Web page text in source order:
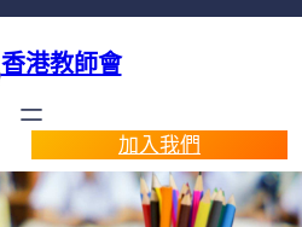
香港教師會
加入我們